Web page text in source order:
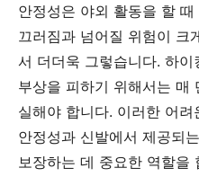
안정성은 야외 활동을 할
끄러짐과 넘어질 위험이 크
서 더더욱 그렇습니다. 하
부상을 피하기 위해서는 매
실해야 합니다. 이러한 어
안정성과 신발에서 제공되
보장하는 데 중요한 역할을